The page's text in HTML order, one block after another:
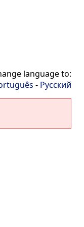
language to:
- Русский